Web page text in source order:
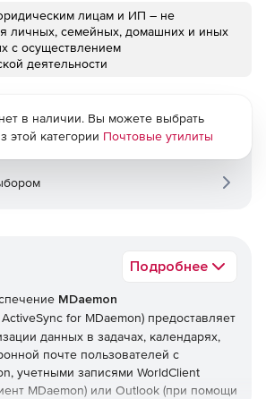
лицам и ИП – не
личных, семейных, домашних и иных
с осуществлением
деятельности
Подробнее
MDaemon
for MDaemon) предоставляет
данных в задачах, календарях,
почте пользователей с
учетными записями WorldClient
MDaemon) или Outlook (при помощи
в наличии. Вы можете выбрать
этой категории Почтовые утилиты